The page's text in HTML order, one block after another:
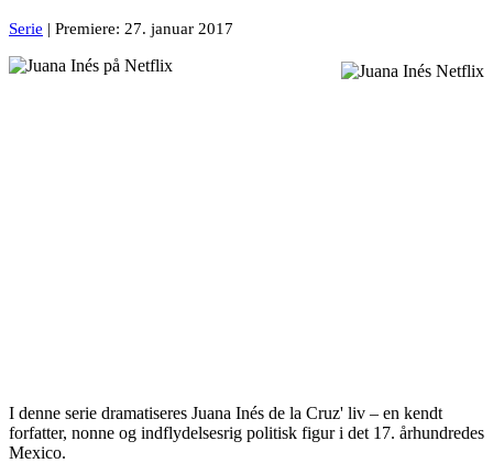
Serie | Premiere: 27. januar 2017
I denne serie dramatiseres Juana Inés de la Cruz' liv – en kendt
forfatter, nonne og indflydelsesrig politisk figur i det 17. århundredes
Mexico.